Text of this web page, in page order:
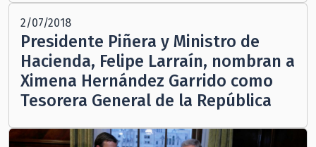
2/07/2018
Presidente Piñera y Ministro de
Hacienda, Felipe Larraín, nombran a
Ximena Hernández Garrido como
Tesorera General de la República